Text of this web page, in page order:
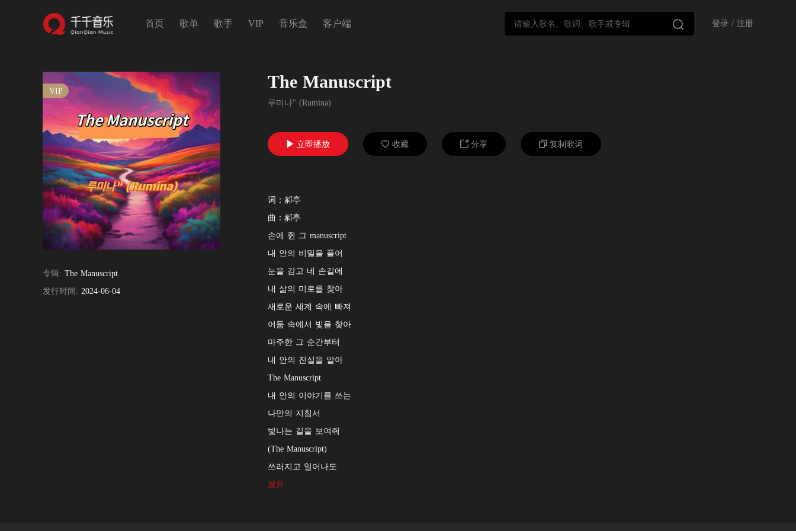
首页 歌单 歌手 VIP 音乐盒 客户端  登录 / 注册
VIP
专辑: The Manuscript
发行时间: 2024-06-04
The Manuscript
루미나" (Rumina)
 立即播放  收藏  分享  复制歌词
词：郝亭
曲：郝亭
손에 쥔 그 manuscript
내 안의 비밀을 풀어
눈을 감고 네 손길에
내 삶의 미로를 찾아
새로운 세계 속에 빠져
어둠 속에서 빛을 찾아
마주한 그 순간부터
내 안의 진실을 알아
The Manuscript
내 안의 이야기를 쓰는
나만의 지침서
빛나는 길을 보여줘
(The Manuscript)
쓰러지고 일어나도
길을 잃어도 두려워 말아
展开